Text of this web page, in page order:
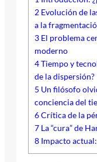
2 Evolución de
a la
3 El problema
moderno
4Tiempo y
de la dispersión?
5 Un filósofo
conciencia del
6Crítica de la
7 La “cura” de
8 Impacto